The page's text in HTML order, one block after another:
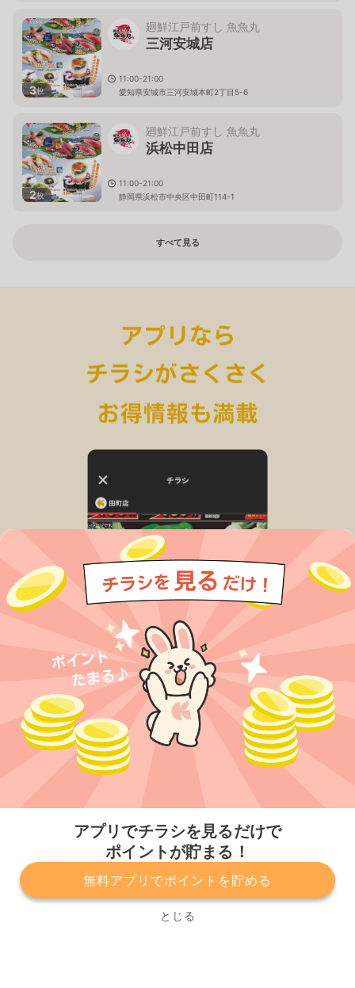
アプリでチラシを見るだけで
ポイントが貯まる！
無料アプリでポイントを貯める
とじる
3枚
廻鮮江戸前すし 魚魚丸
三河安城店
11:00-21:00
愛知県安城市三河安城本町2丁目5-6
2枚
廻鮮江戸前すし 魚魚丸
浜松中田店
11:00-21:00
静岡県浜松市中央区中田町114-1
すべて見る
プライバシーポリシー 利用規約
運営会社
サービスに関してのお問い合わせ